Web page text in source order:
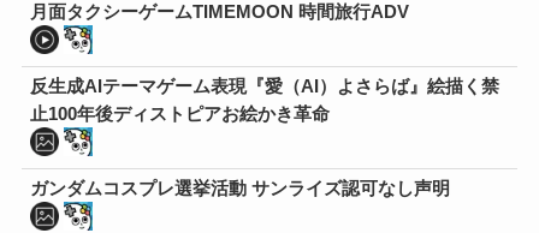
月面タクシーゲームTIMEMOON 時間旅行ADV
反生成AIテーマゲーム表現『愛（AI）よさらば』絵描く禁
止100年後ディストピアお絵かき革命
ガンダムコスプレ選挙活動 サンライズ認可なし声明